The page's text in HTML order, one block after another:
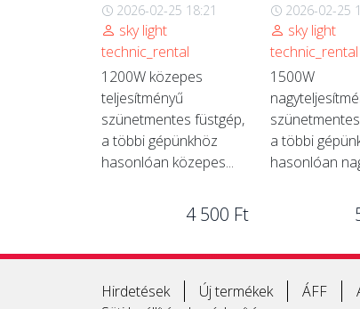
2026-02-25 18:21
sky light
technic_rental
1200W közepes
teljesítményű
szünetmentes füstgép,
a többi gépünkhöz
hasonlóan közepes...
4 500 Ft
2026-02-25
sky light
technic_rental
1500W
a többi
hasonlóan
Hirdetések Új termékek ÁFF